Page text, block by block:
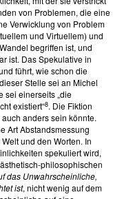
von Problemen, die eine
Verwicklung von Problem
und Virtuellem) und
begriffen ist, und
ist. Das Spekulative in
führt, wie schon die
Stelle sei an Michel
sei einerseits „die
existiert“8. Die Fiktion
anders sein könnte.
Art Abstandsmessung
und den Worten. In
spekuliert wird,
philosophischen
das Unwahrscheinliche,
ist, nicht wenig auf dem